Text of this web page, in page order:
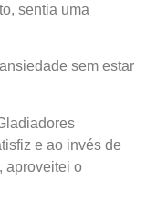
sentia uma
sem estar
e ao invés de
aproveitei o